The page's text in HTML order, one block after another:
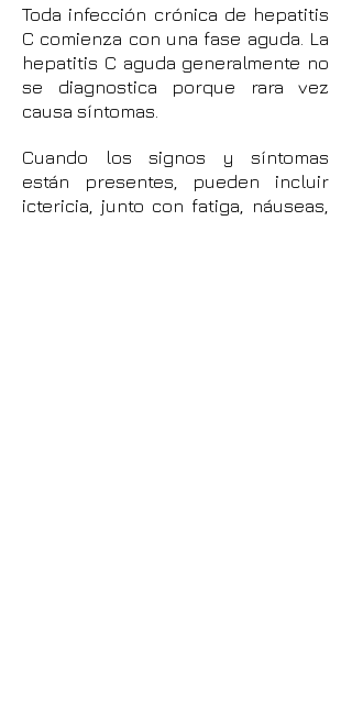
Toda infección crónica de hepatitis
C comienza con una fase aguda. La
hepatitis C aguda generalmente no
se diagnostica porque rara vez
causa síntomas.
Cuando los signos y síntomas
están presentes, pueden incluir
ictericia, junto con fatiga, náuseas,